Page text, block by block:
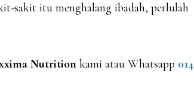
sakit itu menghalang ibadah, perlulah
Nutrition kami atau Whatsapp 014